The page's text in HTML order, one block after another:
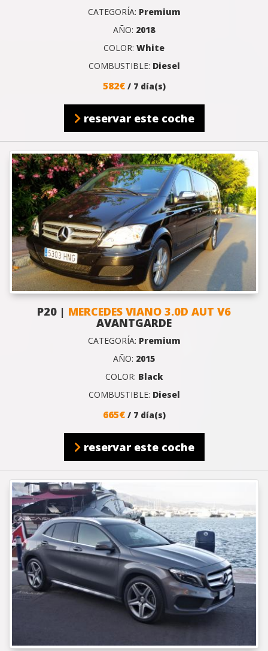
CATEGORÍA: Premium
AÑO: 2018
COLOR: White
COMBUSTIBLE: Diesel
582€ / 7 día(s)
reservar este coche
P20 | MERCEDES VIANO 3.0D AUT V6
AVANTGARDE
CATEGORÍA: Premium
AÑO: 2015
COLOR: Black
COMBUSTIBLE: Diesel
665€ / 7 día(s)
reservar este coche